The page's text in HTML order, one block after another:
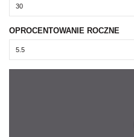
OPROCENTOWANIE ROCZNE